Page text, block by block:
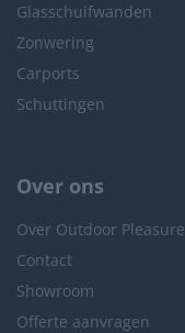
Glasschuifwanden
Zonwering
Carports
Schuttingen
Over ons
Over Outdoor Pleasure
Contact
Showroom
Offerte aanvragen